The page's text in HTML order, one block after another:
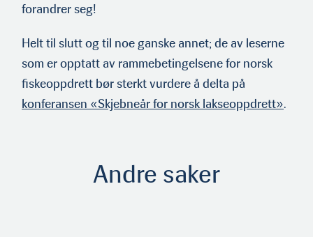
forandrer seg!
Helt til slutt og til noe ganske annet; de av leserne
som er opptatt av rammebetingelsene for norsk
fiskeoppdrett bør sterkt vurdere å delta på
konferansen «Skjebneår for norsk lakseoppdrett».
Andre saker